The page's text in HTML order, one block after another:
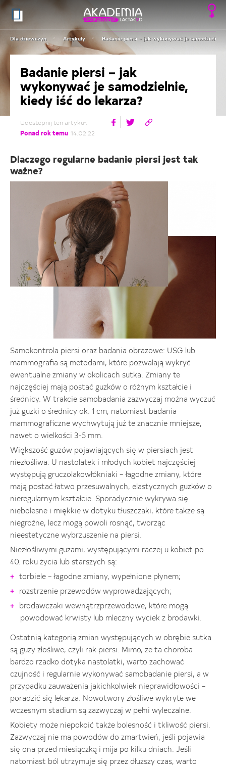
Dla dziewczyn Artykuły Badanie piersi – jak wykonywać je samodzielnie,
Badanie piersi – jak
wykonywać je samodzielnie,
kiedy iść do lekarza?
Udostepnij ten artykuł:
Ponad rok temu 14.02.22
Dlaczego regularne badanie piersi jest tak
ważne?
Samokontrola piersi oraz badania obrazowe: USG lub
mammografia są metodami, które pozwalają wykryć
ewentualne zmiany w okolicach sutka. Zmiany te
najczęściej mają postać guzków o różnym kształcie i
średnicy. W trakcie samobadania zazwyczaj można wyczuć
już guzki o średnicy ok. 1 cm, natomiast badania
mammograficzne wychwytują już te znacznie mniejsze,
nawet o wielkości 3-5 mm.
Większość guzów pojawiających się w piersiach jest
niezłośliwa. U nastolatek i młodych kobiet najczęściej
występują gruczolakowłókniaki – łagodne zmiany, które
mają postać łatwo przesuwalnych, elastycznych guzków o
nieregularnym kształcie. Sporadycznie wykrywa się
niebolesne i miękkie w dotyku tłuszczaki, które także są
niegroźne, lecz mogą powoli rosnąć, tworząc
nieestetyczne wybrzuszenie na piersi.
Niezłośliwymi guzami, występującymi raczej u kobiet po
40. roku życia lub starszych są:
torbiele – łagodne zmiany, wypełnione płynem;
rozstrzenie przewodów wyprowadzających;
brodawczaki wewnątrzprzewodowe, które mogą
powodować krwisty lub mleczny wyciek z brodawki.
Ostatnią kategorią zmian występujących w obrębie sutka
są guzy złośliwe, czyli rak piersi. Mimo, że ta choroba
bardzo rzadko dotyka nastolatki, warto zachować
czujność i regularnie wykonywać samobadanie piersi, a w
przypadku zauważenia jakichkolwiek nieprawidłowości –
poradzić się lekarza. Nowotwory złośliwe wykryte we
wczesnym stadium są zazwyczaj w pełni wyleczalne.
Kobiety może niepokoić także bolesność i tkliwość piersi.
Zazwyczaj nie ma powodów do zmartwień, jeśli pojawia
się ona przed miesiączką i mija po kilku dniach. Jeśli
natomiast ból utrzymuje się przez dłuższy czas, warto